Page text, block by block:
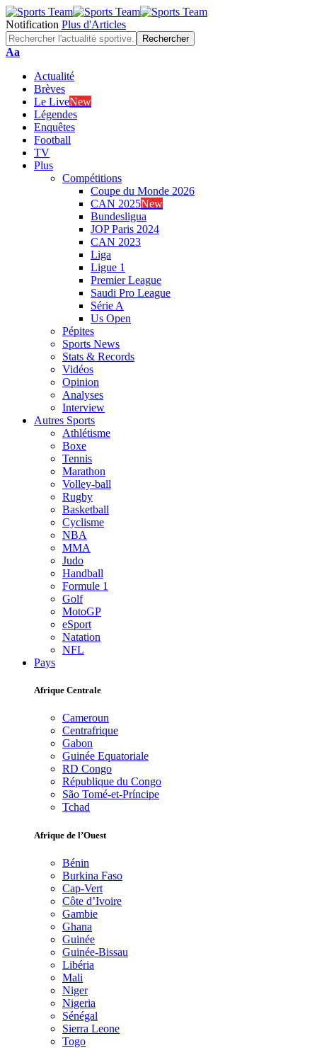
Notification Plus d'Articles
Font
Aa
Actualité
Brèves
Le LiveNew
Légendes
Enquêtes
Football
TV
Plus
Compétitions
Coupe du Monde 2026
CAN 2025New
Bundesligua
JOP Paris 2024
CAN 2023
Liga
Ligue 1
Premier League
Saudi Pro League
Série A
Us Open
Pépites
Sports News
Stats & Records
Vidéos
Opinion
Analyses
Interview
Autres Sports
Athlétisme
Boxe
Tennis
Marathon
Volley-ball
Rugby
Basketball
Cyclisme
NBA
MMA
Judo
Handball
Formule 1
Golf
MotoGP
eSport
Natation
NFL
Pays
Afrique Centrale
Cameroun
Centrafrique
Gabon
Guinée Equatoriale
RD Congo
République du Congo
São Tomé-et-Príncipe
Tchad
Afrique de l’Ouest
Bénin
Burkina Faso
Cap-Vert
Côte d’Ivoire
Gambie
Ghana
Guinée
Guinée-Bissau
Libéria
Mali
Niger
Nigeria
Sénégal
Sierra Leone
Togo